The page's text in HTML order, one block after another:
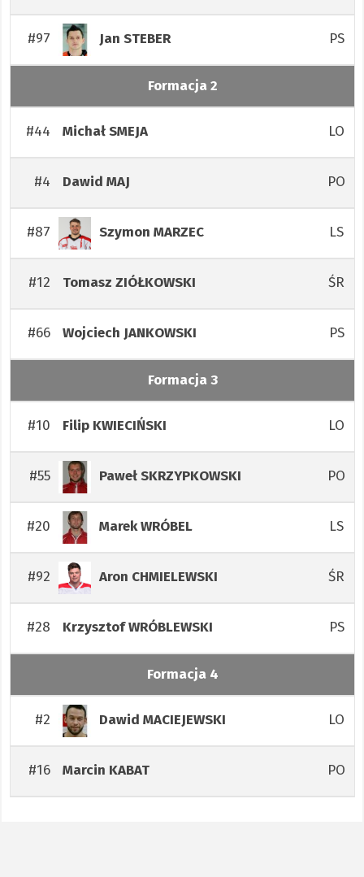
#97 Jan STEBER PS
Formacja 2
#44 MichałSMEJA LO
#4 Dawid MAJ PO
#87 Szymon MARZEC LS
#12 Tomasz ZIÓŁKOWSKI ŚR
#66 Wojciech JANKOWSKI PS
Formacja 3
#10 Filip KWIECIŃSKI LO
#55 PawełSKRZYPKOWSKI PO
#20 MarekWRÓBEL LS
#92 Aron CHMIELEWSKI ŚR
#28 KrzysztofWRÓBLEWSKI PS
Formacja 4
#2 Dawid MACIEJEWSKI LO
#16 Marcin KABAT PO